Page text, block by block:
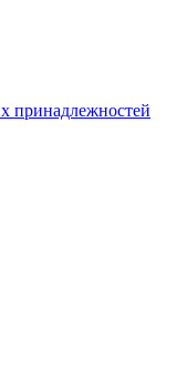
принадлежностей